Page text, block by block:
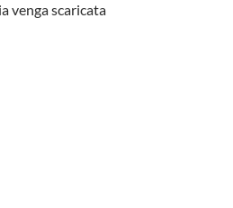
venga scaricata